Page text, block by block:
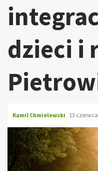
dzieci i
Kamil Chmielewski 13